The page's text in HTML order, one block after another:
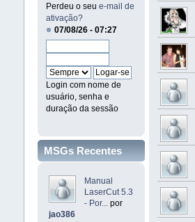
Perdeu o seu e-mail de
ativação?
07/08/26 - 07:27
Login com nome de
usuário, senha e
duração da sessão
MSGs Recentes
Manual
LaserCut 5.3
- Por...
por
jao386